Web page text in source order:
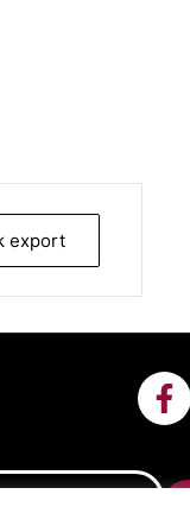
export